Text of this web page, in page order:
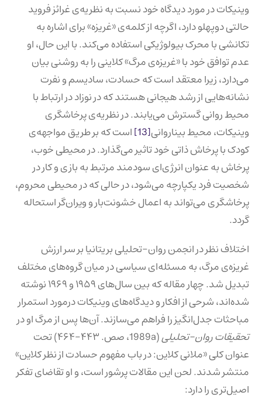
وینیکات در مورد دیدگاه خود نسبت به نظریه‌ی غرائز فروید
حالتی دوپهلو دارد، اگرچه از کلمه‌ی «غریزه» برای اشاره به
تکانشی با محرک بیولوژیکی استفاده می‌کند. با این حال، او
عدم توافق خود با «غریزه‌ی مرگ» کلاینی را به روشنی بیان
می‌دارد، زیرا معتقد است که حسادت، سادیسم و ​​نفرت
نشانه‌هایی از رشد هیجانی هستند که در نوزاد در ارتباط با
محیط روانی گسترش می‌یابند. در نظریه‌ی پرخاشگری
وینیکات، محیط بیناروانی[13]
است که بر طریق مواجهه‌ی
کودک با پرخاش ذاتی خود تاثیر می‌گذارد. در محیطی خوب،
پرخاش به عنوان انرژی‌ای سودمند مرتبط به بازی و کار در
شخصیت فرد یکپارچه می‌شود، در حالی که در محیطی محروم،
پرخاشگری می‌تواند به اعمال خشونت‌بار و ویران‌گر استحاله
گردد.
اختلاف نظر در انجمن روان-تحلیلی بریتانیا بر سر ارزش
غریزه‌ی مرگ، به مسئله‌ای سیاسی در میان گروه‌های مختلف
تبدیل شد. چهار مقاله که بین سال‌های ۱۹۵۹ و ۱۹۶۹ نوشته
شده‌اند، شرحی از افکار و دیدگاه‌های وینیکات درمورد استمرار
مباحثات جدل‌انگیز را فراهم می‌سازند. آن‌ها پس از مرگ او در
تحقیقات روان-تحلیلی
(1989a، صص. ۴۴۳-۴۶۴) تحت
عنوان کلی «ملانی کلاین: در باب مفهوم حسادت از نظر کلاین»
منتشر شدند. لحن این مقالات پرشور است، و او تقاضای تفکر
اصیل‌تری را دارد: